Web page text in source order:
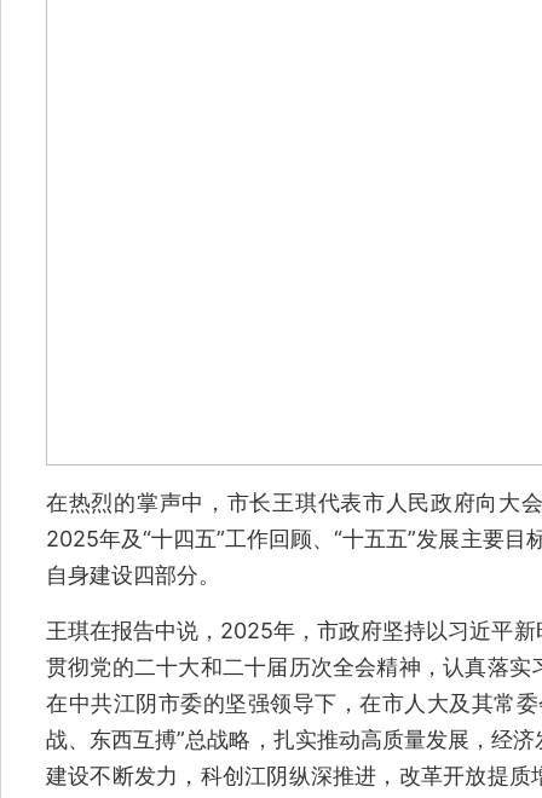
在热烈的掌声中，市长王琪代表市人民政府向大
2025年及“十四五”工作回顾、“十五五”发展主要
自身建设四部分。
王琪在报告中说，2025年，市政府坚持以习近平
贯彻党的二十大和二十届历次全会精神，认真落
在中共江阴市委的坚强领导下，在市人大及其常
战、东西互搏”总战略，扎实推动高质量发展，经
建设不断发力，科创江阴纵深推进，改革开放提